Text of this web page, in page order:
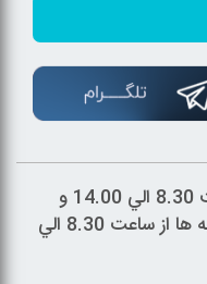
شنبه تا چهار شنبه: صبح ها از ساعت 8.30 الي 14.00 و
بعداظهر ها 16 الي 19.30 پنج شنبه ها از ساعت 8.30 الي